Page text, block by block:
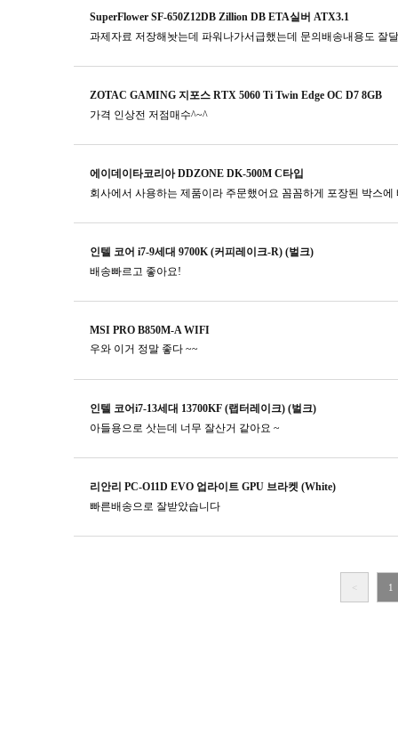
SuperFlower SF-650Z12DB Zillion DB ETA실버 ATX3.1
과제자료 저장해놧는데 파워나가서급했는데 문의배송내용도 잘
ZOTAC GAMING 지포스 RTX 5060 Ti Twin Edge OC D7 8GB
가격 인상전 저점매수^~^
에이데이타코리아 DDZONE DK-500M C타입
회사에서 사용하는 제품이라 주문했어요 꼼꼼하게 포장된 박스
인텔 코어 i7-9세대 9700K (커피레이크-R) (벌크)
배송빠르고 좋아요!
MSI PRO B850M-A WIFI
우와 이거 정말 좋다 ~~
인텔 코어i7-13세대 13700KF (랩터레이크) (벌크)
아들용으로 삿는데 너무 잘산거 같아요 ~
리안리 PC-O11D EVO 업라이트 GPU 브라켓 (White)
빠른배송으로 잘받았습니다
< 1